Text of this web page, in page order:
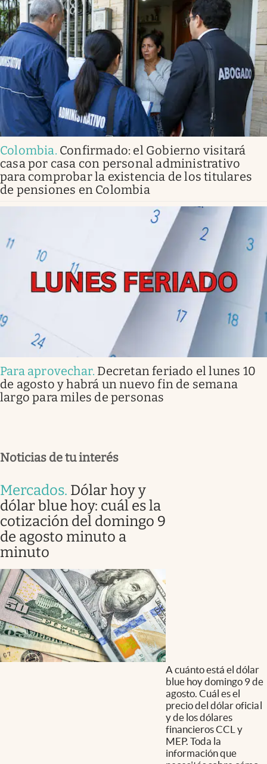
Colombia. Confirmado: el Gobierno visitará
casa por casa con personal administrativo
para comprobar la existencia de los titulares
de pensiones en Colombia
Para aprovechar. Decretan feriado el lunes 10
de agosto y habrá un nuevo fin de semana
largo para miles de personas
Noticias de tu interés
Mercados. Dólar hoy y
dólar blue hoy: cuál es la
cotización del domingo 9
de agosto minuto a
minuto
A cuánto está el dólar
blue hoy domingo 9 de
agosto. Cuál es el
precio del dólar oficial
y de los dólares
financieros CCL y
MEP. Toda la
información que